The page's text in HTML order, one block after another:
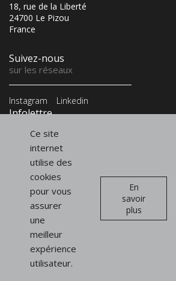
18, rue de la Liberté
24700 Le Pizou
France
Suivez-nous
sur les réseaux
Instagram Linkedin
Infolettre
Présentoirs
de vitrine
Présentoirs pour sacs
Présentoirs pour chaussures
Signalétiques et PLV
Ce site
internet
utilise des
cookies
pour vous
assurer
une
meilleur
expérience
utilisateur.
En
savoir
plus